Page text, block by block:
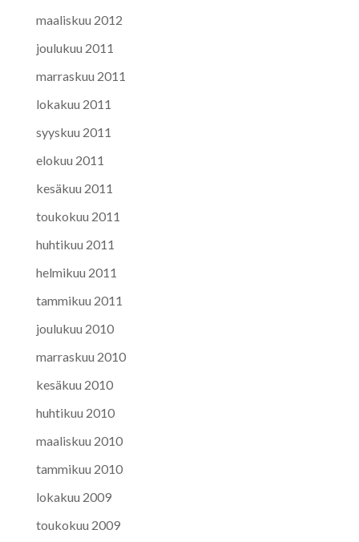
maaliskuu 2012
joulukuu 2011
marraskuu 2011
lokakuu 2011
syyskuu 2011
elokuu 2011
kesäkuu 2011
toukokuu 2011
huhtikuu 2011
helmikuu 2011
tammikuu 2011
joulukuu 2010
marraskuu 2010
kesäkuu 2010
huhtikuu 2010
maaliskuu 2010
tammikuu 2010
lokakuu 2009
toukokuu 2009